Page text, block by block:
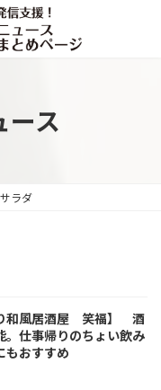
ース
ラダ
り和風居酒屋 笑福】 酒
。仕事帰りのちょい飲み
もおすすめ